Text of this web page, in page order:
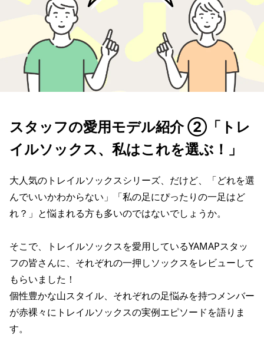
スタッフの愛用モデル紹介 ②「トレ
イルソックス、私はこれを選ぶ！」
大人気のトレイルソックスシリーズ、だけど、「どれを選
んでいいかわからない」「私の足にぴったりの一足はど
れ？」と悩まれる方も多いのではないでしょうか。
そこで、トレイルソックスを愛用しているYAMAPスタッ
フの皆さんに、それぞれの一押しソックスをレビューして
もらいました！
個性豊かな山スタイル、それぞれの足悩みを持つメンバー
が赤裸々にトレイルソックスの実例エピソードを語りま
す。